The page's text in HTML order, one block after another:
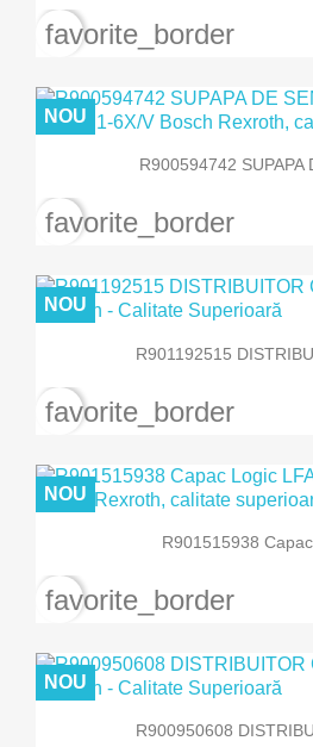
favorite_border
R900594742 SUPAPA
NOU
favorite_border
R901192515
NOU
favorite_border
R901515938 Capac
NOU
favorite_border
R900950608
NOU